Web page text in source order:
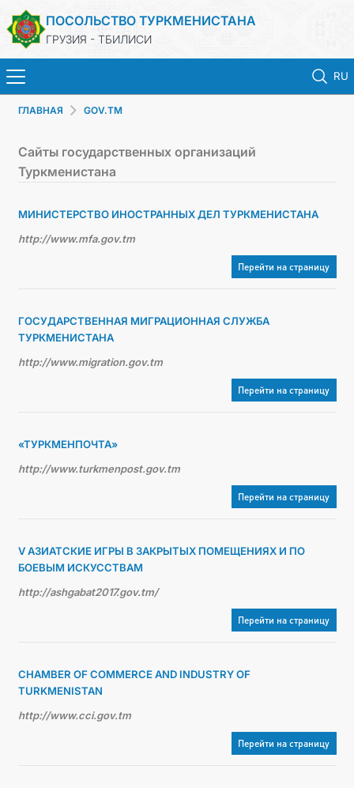
ПОСОЛЬСТВО ТУРКМЕНИСТАНА
ГРУЗИЯ - ТБИЛИСИ
RU
НОВОСТИ
КОНСУЛЬСКИЕ УСЛУГИ
КОНТАКТНЫЕ ДАННЫЕ
ГЛАВНАЯ GOV.TM
Сайты государственных организаций
Туркменистана
МИНИСТЕРСТВО ИНОСТРАННЫХ ДЕЛ ТУРКМЕНИСТАНА
http://www.mfa.gov.tm
Перейти на страницу
ГОСУДАРСТВЕННАЯ МИГРАЦИОННАЯ СЛУЖБА
ТУРКМЕНИСТАНА
http://www.migration.gov.tm
Перейти на страницу
«ТУРКМЕНПОЧТА»
http://www.turkmenpost.gov.tm
Перейти на страницу
V АЗИАТСКИЕ ИГРЫ В ЗАКРЫТЫХ ПОМЕЩЕНИЯХ И ПО
БОЕВЫМ ИСКУССТВАМ
http://ashgabat2017.gov.tm/
Перейти на страницу
CHAMBER OF COMMERCE AND INDUSTRY OF
TURKMENISTAN
http://www.cci.gov.tm
Перейти на страницу